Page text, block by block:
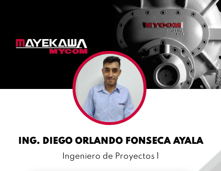
ING. DIEGO ORLANDO FONSECA AYALA
Ingeniero de Proyectos 1